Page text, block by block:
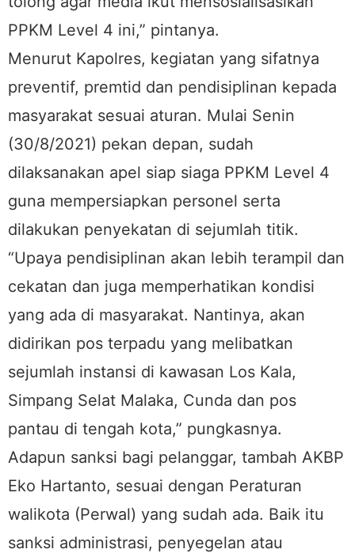
PPKM Level 4 ini,” pintanya.
Menurut Kapolres, kegiatan yang sifatnya
preventif, premtid dan pendisiplinan kepada
masyarakat sesuai aturan. Mulai Senin
(30/8/2021) pekan depan, sudah
dilaksanakan apel siap siaga PPKM Level 4
guna mempersiapkan personel serta
dilakukan penyekatan di sejumlah titik.
“Upaya pendisiplinan akan lebih terampil dan
cekatan dan juga memperhatikan kondisi
yang ada di masyarakat. Nantinya, akan
didirikan pos terpadu yang melibatkan
sejumlah instansi di kawasan Los Kala,
Simpang Selat Malaka, Cunda dan pos
pantau di tengah kota,” pungkasnya.
Adapun sanksi bagi pelanggar, tambah AKBP
Eko Hartanto, sesuai dengan Peraturan
walikota (Perwal) yang sudah ada. Baik itu
sanksi administrasi, penyegelan atau